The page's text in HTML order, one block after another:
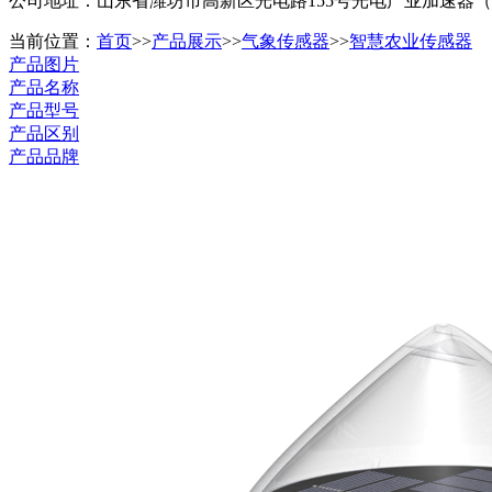
当前位置： 首页>>产品展示>>气象传感器>>智慧农业传感器
产品图片
产品名称
产品型号
产品区别
产品品牌